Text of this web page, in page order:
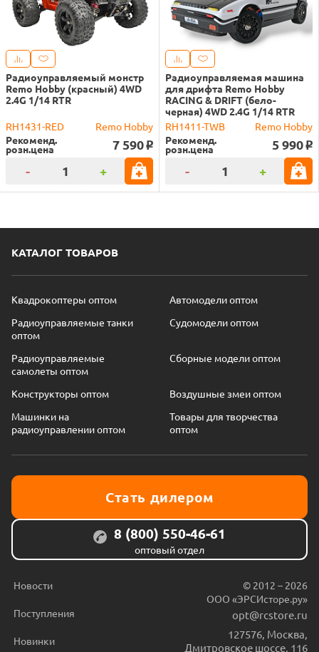
Радиоуправляемый монстр
Remo Hobby (красный) 4WD
2.4G 1/14 RTR
RH1431-RED
Remo Hobby
Рекоменд.
розн.цена 7 590 o
- +
Радиоуправляемая машина
для дрифта Remo Hobby
RACING & DRIFT (бело-
черная) 4WD 2.4G 1/14 RTR
RH1411-TWB
Remo Hobby
Рекоменд.
розн.цена 5 990 o
- +
КАТАЛОГ ТОВАРОВ
Квадрокоптеры оптом
Автомодели оптом
Радиоуправляемые танки
оптом
Судомодели оптом
Радиоуправляемые
самолеты оптом
Сборные модели оптом
Конструкторы оптом
Воздушные змеи оптом
Машинки на
радиоуправлении оптом
Товары для творчества
оптом
Стать дилером
8 (800) 550-46-61
оптовый отдел
Новости
Поступления
Новинки
© 2012 – 2026
ООО «ЭРСИсторе.ру»
opt@rcstore.ru
127576, Москва,
Дмитровское шоссе, 116